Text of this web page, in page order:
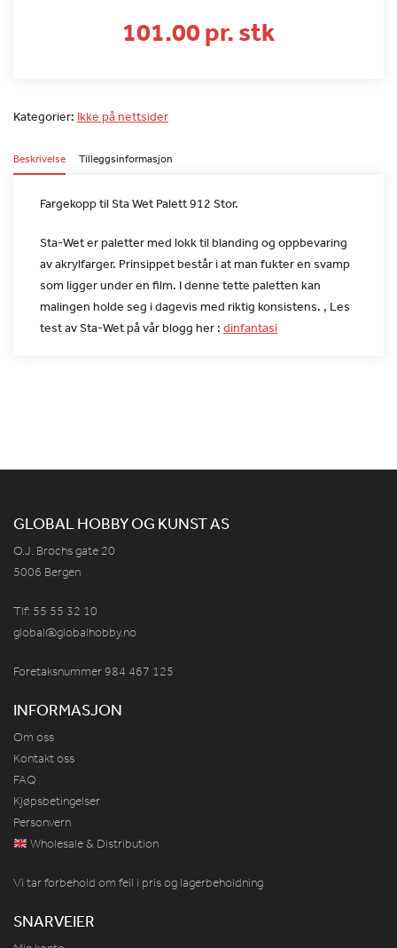
101.00 pr. stk
Kategorier: Ikke på nettsider
Beskrivelse Tilleggsinformasjon
Fargekopp til Sta Wet Palett 912 Stor.
Sta-Wet er paletter med lokk til blanding og oppbevaring
avakrylfarger. Prinsippet består i at man fukter en svamp
som liggerunder en film. I denne tette paletten kan
malingen holde seg idagevis med riktig konsistens. , Les
test av Sta-Wet på vår blogg her : dinfantasi
GLOBAL HOBBY OG KUNST AS
O.J. Brochs gate 20
5006 Bergen
Tlf: 55 55 32 10
global@globalhobby.no
Foretaksnummer 984 467 125
INFORMASJON
Om oss
Kontakt oss
FAQ
Kjøpsbetingelser
Personvern
Wholesale & Distribution
Vi tar forbehold om feil i pris og lagerbeholdning
SNARVEIER